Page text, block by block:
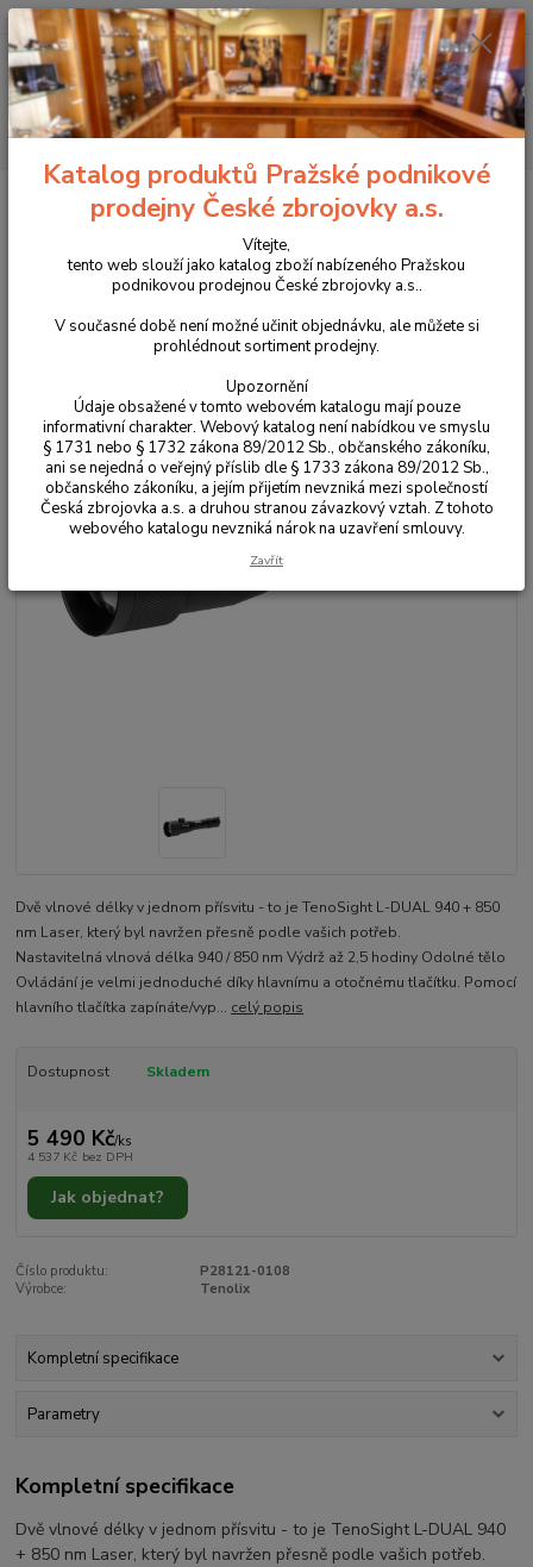
Menu
Hledat
+420 225 375 800
Příslušenství k optikám Přísvit TenoSight L-DUAL
Přísvit TenoSight L-DUAL
Dvě vlnové délky v jednom přísvitu - to je TenoSight L-DUAL 940 + 850
nm Laser, který byl navržen přesně podle vašich potřeb.
Nastavitelná vlnová délka 940 / 850 nm Výdrž až 2,5 hodiny Odolné tělo
Ovládání je velmi jednoduché díky hlavnímu a otočnému tlačítku. Pomocí
hlavního tlačítka zapínáte/vyp... celý popis
Dostupnost Skladem
5 490 Kč/ks
4 537 Kč bez DPH
Jak objednat?
Číslo produktu:
P28121-0108
Výrobce:
Tenolix
Kompletní specifikace
Parametry
Kompletní specifikace
Dvě vlnové délky v jednom přísvitu - to je TenoSight L-DUAL 940
+ 850 nm Laser, který byl navržen přesně podle vašich potřeb.
Katalog produktů Pražské podnikové
prodejny České zbrojovky a.s.
Vítejte,
tento web slouží jako katalog zboží nabízeného Pražskou
podnikovou prodejnou České zbrojovky a.s..
V současné době není možné učinit objednávku, ale můžete si
prohlédnout sortiment prodejny.
Upozornění
Údaje obsažené v tomto webovém katalogu mají pouze
informativní charakter. Webový katalog není nabídkou ve smyslu
§ 1731 nebo § 1732 zákona 89/2012 Sb., občanského zákoníku,
ani se nejedná o veřejný příslib dle § 1733 zákona 89/2012 Sb.,
občanského zákoníku, a jejím přijetím nevzniká mezi společností
Česká zbrojovka a.s. a druhou stranou závazkový vztah. Z tohoto
webového katalogu nevzniká nárok na uzavření smlouvy.
Zavřít